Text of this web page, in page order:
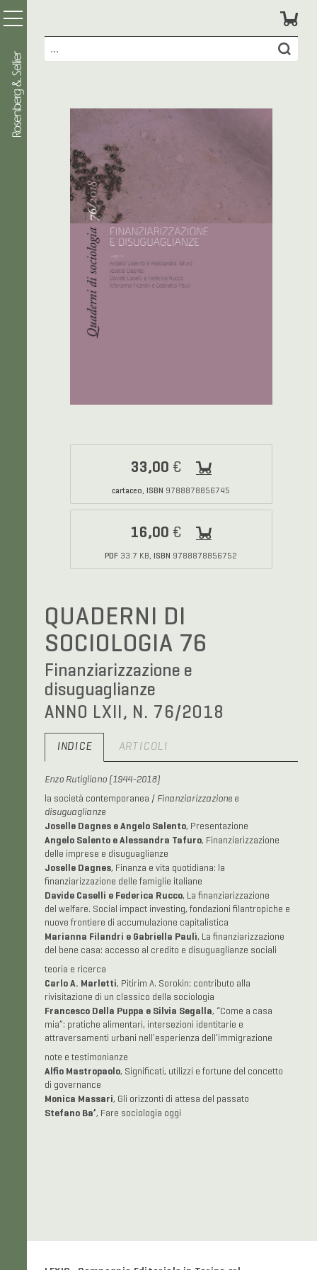
33,00 €
cartaceo, ISBN 9788878856745
16,00 €
PDF 33.7 KB, ISBN 9788878856752
QUADERNI DI
SOCIOLOGIA 76
Finanziarizzazione e
disuguaglianze
ANNO LXII, N. 76/2018
INDICE ARTICOLI
Enzo Rutigliano (1944-2018)
la società contemporanea / Finanziarizzazione e
disuguaglianze
Joselle Dagnes e Angelo Salento, Presentazione
Angelo Salento e Alessandra Tafuro, Finanziarizzazione
delle imprese e disuguaglianze
Joselle Dagnes, Finanza e vita quotidiana: la
finanziarizzazione delle famiglie italiane
Davide Caselli e Federica Rucco, La finanziarizzazione
del welfare. Social impact investing, fondazioni filantropiche e
nuove frontiere di accumulazione capitalistica
Marianna Filandri e Gabriella Paulì, La finanziarizzazione
del bene casa: accesso al credito e disuguaglianze sociali
teoria e ricerca
Carlo A. Marletti, Pitirim A. Sorokin: contributo alla
rivisitazione di un classico della sociologia
Francesco Della Puppa e Silvia Segalla, “Come a casa
mia”: pratiche alimentari, intersezioni identitarie e
attraversamenti urbani nell’esperienza dell’immigrazione
note e testimonianze
Alfio Mastropaolo, Significati, utilizzi e fortune del concetto
di governance
Monica Massari, Gli orizzonti di attesa del passato
Stefano Ba’, Fare sociologia oggi